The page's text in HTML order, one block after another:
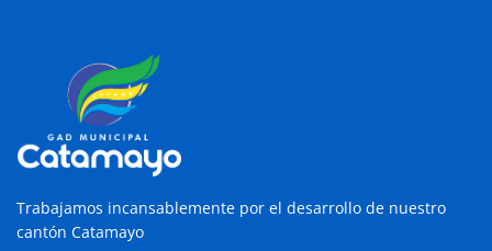
Trabajamos incansablemente por el desarrollo de nuestro
cantón Catamayo